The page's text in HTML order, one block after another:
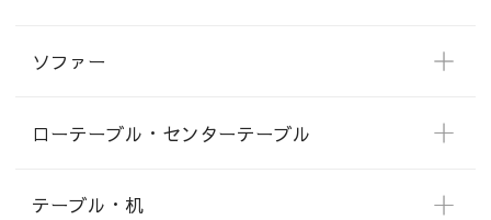
ソファー
ローテーブル・センターテーブル
テーブル・机